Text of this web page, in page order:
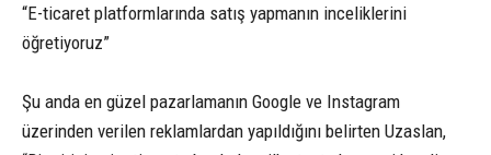
“E-ticaret platformlarında satış yapmanın inceliklerini
öğretiyoruz”
Şu anda en güzel pazarlamanın Google ve Instagram
üzerinden verilen reklamlardan yapıldığını belirten Uzaslan,